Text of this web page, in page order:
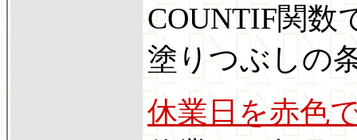
COUNTIF関数
塗りつぶしの
休業日を赤色